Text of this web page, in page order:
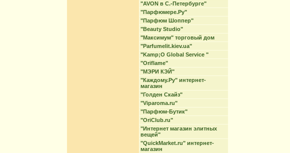
"AVON в С.-Петербурге"
"Парфюмере.Ру"
"Парфюм Шоппер"
"Beauty Studio"
"Максимум" торговый дом
"Parfumelit.kiev.ua"
"Kamp;O Global Service "
"Oriflame"
"МЭРИ КЭЙ"
"Каждому.Ру" интернет-
магазин
"Голден Скайз"
"Viparoma.ru"
"Парфюм-Бутик"
"OriClub.ru"
"Интернет магазин элитных
вещей"
"QuickMarket.ru" интернет-
магазин